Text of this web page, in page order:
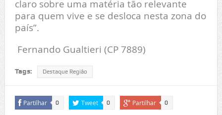
claro sobre uma matéria tão relevante
para quem vive e se desloca nesta zona do
país”.
Fernando Gualtieri (CP 7889)
Tags: Destaque Região
Partilhar 0 Tweet 0 Partilhar 0